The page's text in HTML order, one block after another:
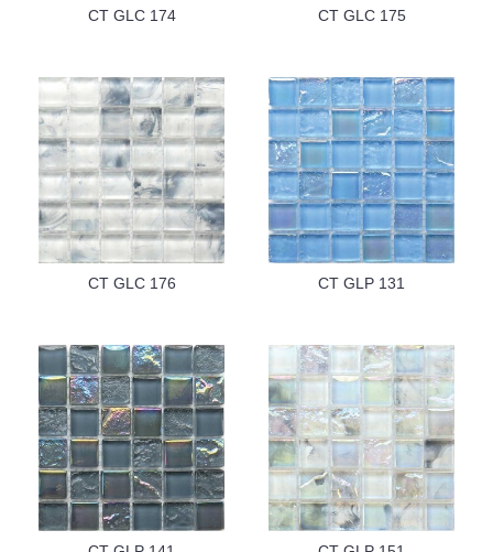
CT GLC 174 CT GLC 175
CT GLC 176 CT GLP 131